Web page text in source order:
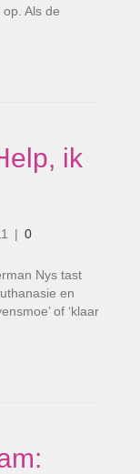
op. Als de
ik
| 0
Nys tast
en
of ‘klaar